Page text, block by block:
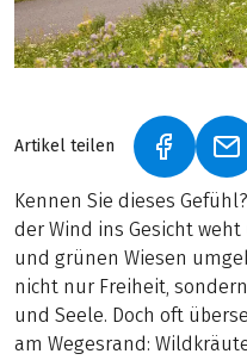
Artikel teilen (LINK
Kennen Sie dieses
der Wind ins Gesicht
und grünen Wiesen
nicht nur Freiheit,
und Seele. Doch oft
am Wegesrand: